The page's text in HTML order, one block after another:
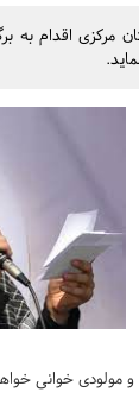
مرکزی اقدام به